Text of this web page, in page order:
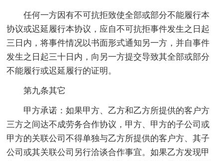
任何一方因有不可抗拒致使全部或部分不能履行本
协议或迟延履行本协议，应自不可抗拒事件发生之日起
三日内，将事件情况以书面形式通知另一方，并自事件
发生之日起三十日内，向另一方提交导致其全部或部分
不能履行或迟延履行的证明。
第九条其它
甲方承诺：如果甲方、乙方和乙方所提供的客户方
三方之间达不成劳务合作协议，甲方、甲方的子公司或
甲方的关联公司不得单独与乙方所提供的客户方、其子
公司或其关联公司另行洽谈合作事宜。如果乙方发现甲